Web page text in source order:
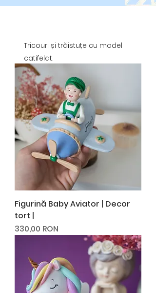
Tricouri și trăistuțe cu model
catifelat.
Designuri pentru
stările de zi cu zi.
Figurină Baby Aviator | Decor
tort |
Preț
330,00 RON